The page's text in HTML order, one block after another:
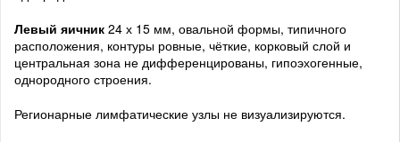
Левый яичник 24 х 15 мм, овальной формы, типичного
расположения, контуры ровные, чёткие, корковый слой и
центральная зона не дифференцированы, гипоэхогенные,
однородного строения.
Регионарные лимфатические узлы не визуализируются.